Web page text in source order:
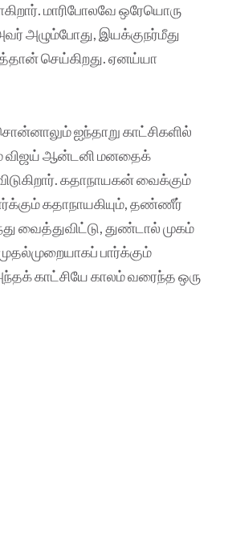
மாரிபோலவே ஒரேயொரு
அழும்போது, இயக்குநர்மீது
செய்கிறது. ஏனய்யா
ஐந்தாறு காட்சிகளில்
விஜய் ஆன்டனி மனதைக்
கதாநாயகன் வைக்கும்
கதாநாயகியும், தண்ணீர்
வைத்துவிட்டு, துண்டால் முகம்
பார்க்கும்
காட்சியே காலம் வரைந்த ஒரு